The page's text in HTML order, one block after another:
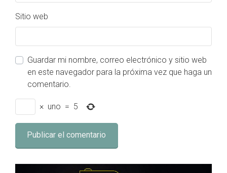
Sitio web
Guardar mi nombre, correo electrónico y sitio web
en este navegador para la próxima vez que haga un
comentario.
× uno = 5